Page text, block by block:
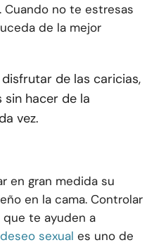
no te estresas
de la mejor
de las caricias,
sin hacer de la
vez.
en gran medida su
en la cama. Controlar
te ayuden a
deseo sexual es uno de